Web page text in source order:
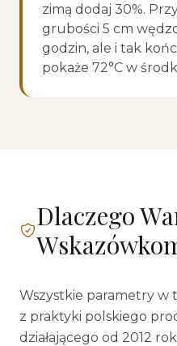
zimą dodaj 30%.
grubości 5 cm
godzin, ale i tak
pokaże 72°C w
Dlaczego
Wszystkie parametry w
z praktyki polskiego
działającego od 2012